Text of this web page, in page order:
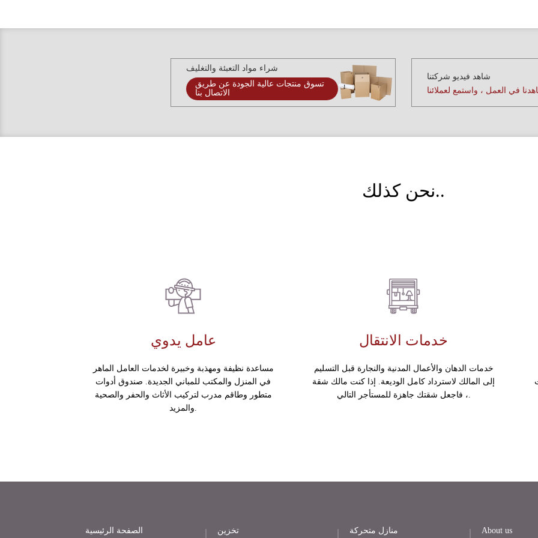
شراء مواد التعبئة والتغليف
تسوق منتجات عالية الجودة عن طريق
الاتصال بنا
شاهد فيديو شركتنا
في العمل ، واستمع لعملائنا
نحن كذلك..
عامل يدوي
مساعدة نظيفة ومهذبة وخبيرة لخدمات العامل الماهر
في المنزل والمكتب للمباني الجديدة. صندوق أدوات
متطور وطاقم مدرب لتركيب الأثاث والحفر والصحية
والمزيد.
خدمات الانتقال
خدمات الدهان والأعمال المدنية والنجارة قبل التسليم
إلى المالك لاسترداد كامل الوديعة. إذا كنت مالك شقة
، فاجعل شقتك جاهزة للمستأجر التالي.
الصفحة الرئيسية تخزين منازل متحركة About us